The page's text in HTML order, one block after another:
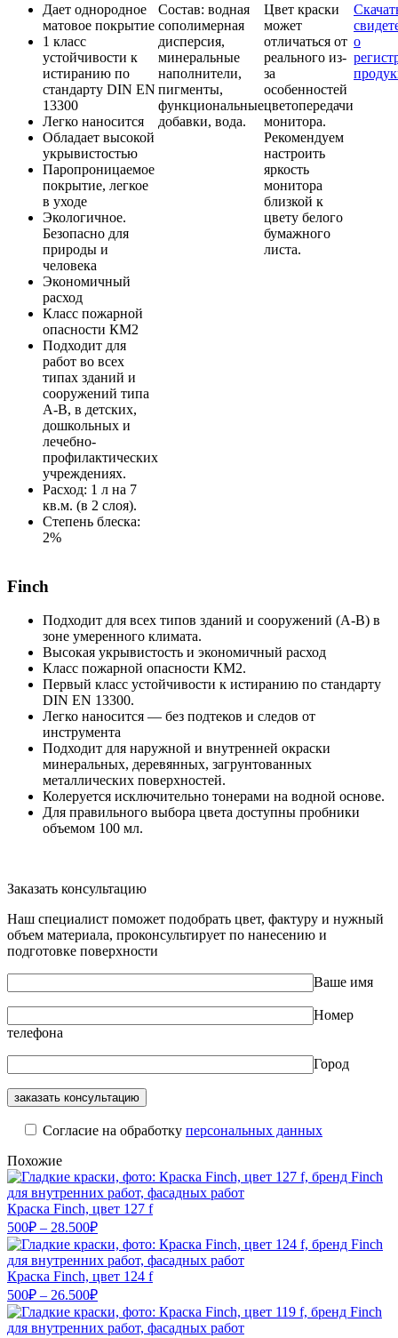
Дает однородное
матовое покрытие
1 класс
устойчивости к
истиранию по
стандарту DIN EN
13300
Легко наносится
Обладает высокой
укрывистостью
Паропроницаемое
покрытие, легкое
в уходе
Экологичное.
Безопасно для
природы и
человека
Экономичный
расход
Класс пожарной
опасности КМ2
Подходит для
работ во всех
типах зданий и
сооружений типа
A-B, в детских,
дошкольных и
лечебно-
профилактических
учреждениях.
Расход: 1 л на 7
кв.м. (в 2 слоя).
Степень блеска:
2%
Состав: водная
сополимерная
дисперсия,
минеральные
наполнители,
пигменты,
функциональные
добавки, вода.
Цвет краски
может
отличаться от
реального из-
за
особенностей
цветопередачи
монитора.
Рекомендуем
настроить
яркость
монитора
близкой к
цвету белого
бумажного
листа.
о
Finch
Подходит для всех типов зданий и сооружений (А-В) в
зоне умеренного климата.
Высокая укрывистость и экономичный расход
Класс пожарной опасности КМ2.
Первый класс устойчивости к истиранию по стандарту
DIN EN 13300.
Легко наносится — без подтеков и следов от
инструмента
Подходит для наружной и внутренней окраски
минеральных, деревянных, загрунтованных
металлических поверхностей.
Колеруется исключительно тонерами на водной основе.
Для правильного выбора цвета доступны пробники
объемом 100 мл.
Заказать консультацию
Наш специалист поможет подобрать цвет, фактуру и нужный
объем материала, проконсультирует по нанесению и
подготовке поверхности
Ваше имя
Номер
телефона
Город
Cогласие на обработку персональных данных
Похожие
Краска Finch, цвет 127 f
500₽ – 28.500₽Диапазон
цен:
500₽
–
28.500₽
Краска Finch, цвет 124 f
500₽ – 26.500₽Диапазон
цен:
500₽